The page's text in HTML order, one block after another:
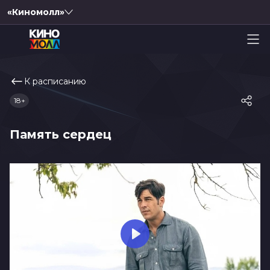
«Киномолл»
К расписанию
Память сердец
18+
Play